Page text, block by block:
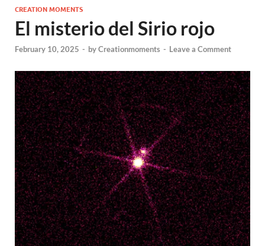
CREATION MOMENTS
El misterio del Sirio rojo
February 10, 2025 - byCreationmoments - Leave a Comment